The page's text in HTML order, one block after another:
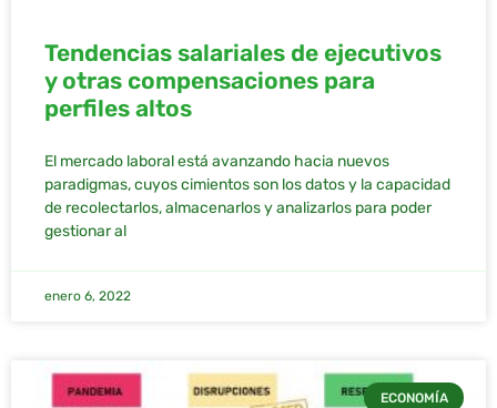
Tendencias salariales de ejecutivos
y otras compensaciones para
perfiles altos
El mercado laboral está avanzando hacia nuevos
paradigmas, cuyos cimientos son los datos y la capacidad
de recolectarlos, almacenarlos y analizarlos para poder
gestionar al
enero 6, 2022
ECONOMÍA